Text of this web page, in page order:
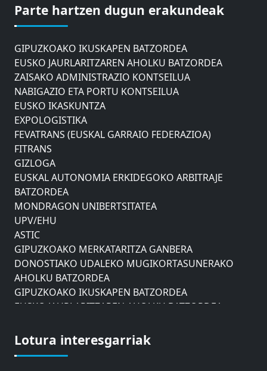
Parte hartzen dugun erakundeak
DONOSTIAKO UDALEKO MUGIKORTASUNERAKO
AHOLKU BATZORDEA
GIPUZKOAKO IKUSKAPEN BATZORDEA
EUSKO JAURLARITZAREN AHOLKU BATZORDEA
ZAISAKO ADMINISTRAZIO KONTSEILUA
NABIGAZIO ETA PORTU KONTSEILUA
EUSKO IKASKUNTZA
EXPOLOGISTIKA
FEVATRANS (EUSKAL GARRAIO FEDERAZIOA)
FITRANS
GIZLOGA
EUSKAL AUTONOMIA ERKIDEGOKO ARBITRAJE
BATZORDEA
MONDRAGON UNIBERTSITATEA
UPV/EHU
ASTIC
GIPUZKOAKO MERKATARITZA GANBERA
DONOSTIAKO UDALEKO MUGIKORTASUNERAKO
AHOLKU BATZORDEA
GIPUZKOAKO IKUSKAPEN BATZORDEA
EUSKO JAURLARITZAREN AHOLKU BATZORDEA
EUSKO IKASKUNTZA
EXPOLOGISTIKA
Lotura interesgarriak